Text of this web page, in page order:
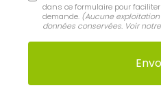
dans ce formulaire pour
demande. (Aucune
données conservées. Voir notre